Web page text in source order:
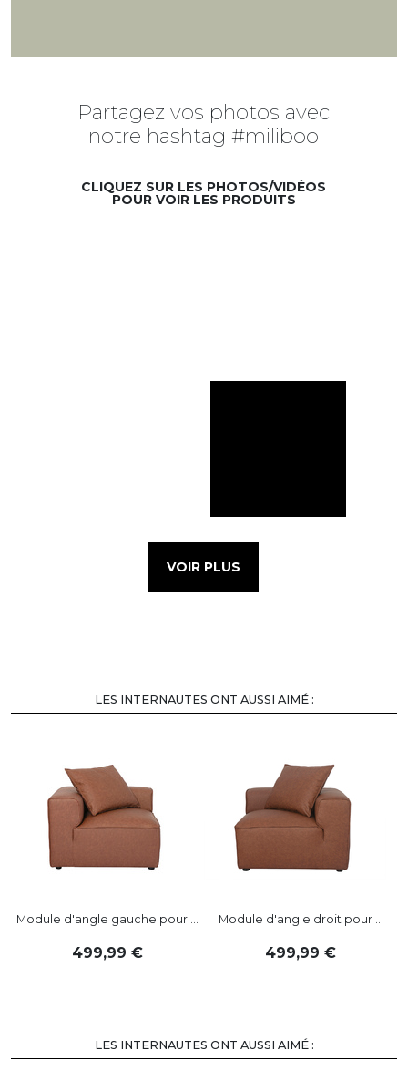
Partagez vos photos avec
notre hashtag #miliboo
CLIQUEZ SUR LES PHOTOS/VIDÉOS
POUR VOIR LES PRODUITS
VOIR PLUS
LES INTERNAUTES ONT AUSSI AIMÉ :
Module d'angle gauche pour ...
499,99
Module d'angle droit pour ...
499,99
LES INTERNAUTES ONT AUSSI AIMÉ :